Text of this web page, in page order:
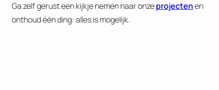
Ga zelf gerust een kijkje nemen naar onzeprojectenen
onthoud één ding: alles is mogelijk.